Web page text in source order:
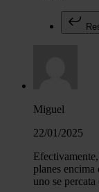
Miguel
22/01/2025
planes encima
uno se